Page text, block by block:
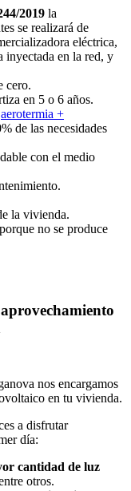
2019 la
se realizará de
eléctrica,
inyectada en la red, y
cero.
en 5 o 6 años.
aerotermia +
de las necesidades
con el medio
la vivienda.
no se produce
nos encargamos
en tu vivienda.
a disfrutar
día:
cantidad de luz
otros.